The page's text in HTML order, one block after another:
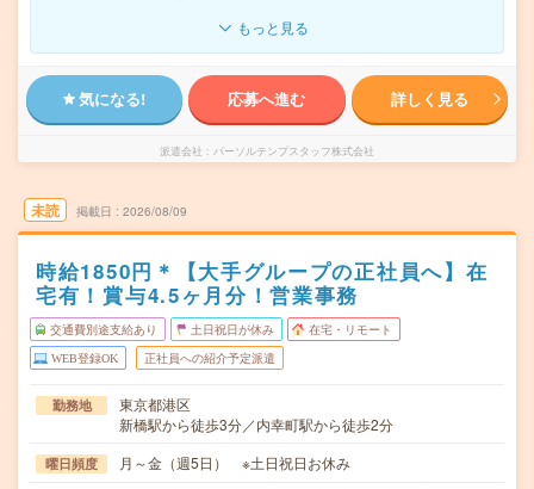
もっと見る
気になる! 応募へ進む 詳しく見る
派遣会社 パーソルテンプスタッフ株式会社
未読 掲載日 2026/08/09
時給1850円＊【大手グループの正社員へ】在
宅有！賞与4.5ヶ月分！営業事務
交通費別途支給あり 土日祝日が休み 在宅・リモート
WEB登録OK 正社員への紹介予定派遣
勤務地
東京都港区
新橋駅から徒歩3分／内幸町駅から徒歩2分
曜日頻度 月～金（週5日） ※土日祝日お休み